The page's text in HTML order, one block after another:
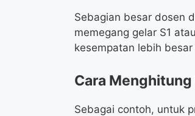
Sebagian besar dosen
memegang gelar S1
kesempatan lebih
Cara
Sebagai contoh, untuk